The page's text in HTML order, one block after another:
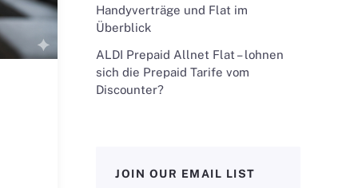
Handyverträge und Flat im
Überblick
ALDI Prepaid Allnet Flat – lohnen
sich die Prepaid Tarife vom
Discounter?
JOIN OUR EMAIL LIST